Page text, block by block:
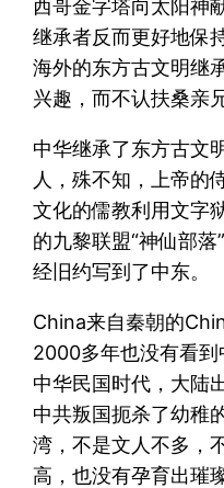
西哥金字塔向太阳神
继承者反而更好地保
海外的东方古文明继
兴趣，而不认扶桑亲
中华继承了东方古文
人，殊不知，上帝的
文化的儒教利用文字
的九黎联盟“神仙部
经旧约写到了中东。
China来自秦朝的
2000多年也没有看
中华民国时代，大陆
中共叛国扼杀了幼稚
湾，不是文人不多，
高，也没有孕育出璀